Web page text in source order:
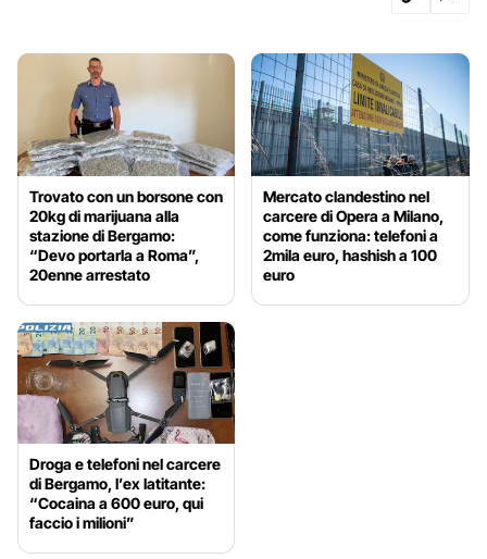
Trovato con un borsone con
20kg di marijuana alla
stazione di Bergamo:
“Devo portarla a Roma”,
20enne arrestato
Mercato clandestino nel
carcere di Opera a Milano,
come funziona: telefoni a
2mila euro, hashish a 100
euro
Droga e telefoni nel carcere
di Bergamo, l’ex latitante:
“Cocaina a 600 euro, qui
faccio i milioni”